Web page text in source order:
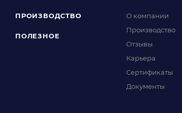
ПРОИЗВОДСТВО
ПОЛЕЗНОЕ
О компании
Производство
Отзывы
Карьера
Сертификаты
Документы